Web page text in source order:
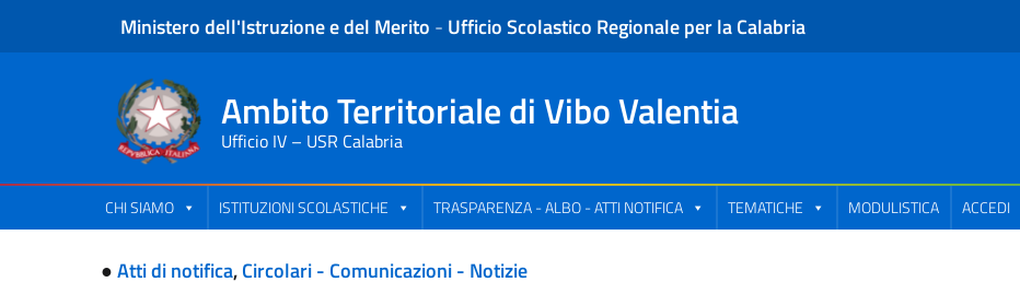
Ministero dell'Istruzione e del Merito - Ufficio Scolastico Regionale per la Calabria
Ambito Territoriale di Vibo Valentia
Ufficio IV – USR Calabria
CHI SIAMO ISTITUZIONI SCOLASTICHE TRASPARENZA - ALBO - ATTI NOTIFICA TEMATICHE MODULISTICA ACCEDI
●Atti di notifica,Circolari - Comunicazioni - Notizie